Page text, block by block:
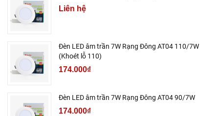
Liên hệ
Đèn LED âm trần 7W Rạng Đông AT04 110/7W
(Khoét lỗ 110)
174.000₫
Đèn LED âm trần 7W Rạng Đông AT04 90/7W
174.000₫